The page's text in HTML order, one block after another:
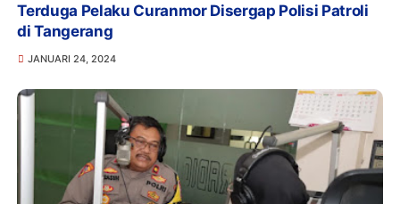
Terduga Pelaku Curanmor Disergap Polisi Patroli
di Tangerang
JANUARI 24, 2024